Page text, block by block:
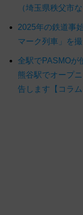
（埼玉県秩父市な
2025年の鉄道事
マーク列車」を
全駅でPASMO
熊谷駅でオープ
告します【コラム